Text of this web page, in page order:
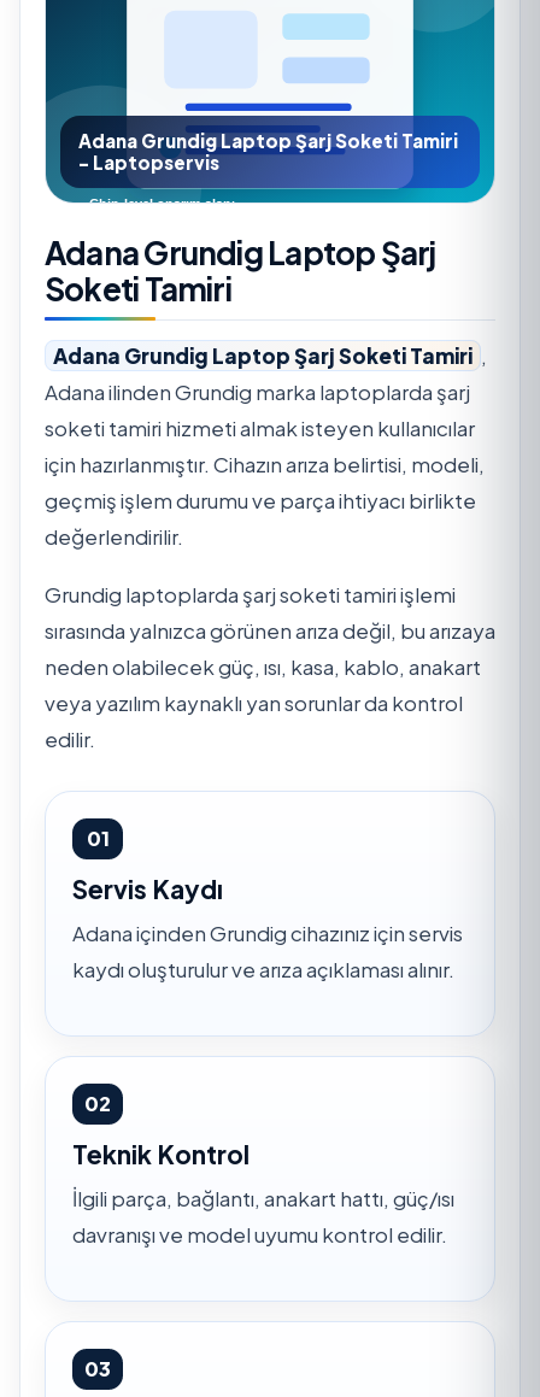
Adana Grundig Laptop Şarj Soketi Tamiri
- Laptopservis
Adana Grundig Laptop Şarj
Soketi Tamiri
Adana Grundig Laptop Şarj Soketi Tamiri ,
Adana ilinden Grundig marka laptoplarda şarj
soketi tamiri hizmeti almak isteyen kullanıcılar
için hazırlanmıştır. Cihazın arıza belirtisi, modeli,
geçmiş işlem durumu ve parça ihtiyacı birlikte
değerlendirilir.
Grundig laptoplarda şarj soketi tamiri işlemi
sırasında yalnızca görünen arıza değil, bu arızaya
neden olabilecek güç, ısı, kasa, kablo, anakart
veya yazılım kaynaklı yan sorunlar da kontrol
edilir.
01
Servis Kaydı
Adana içinden Grundig cihazınız için servis
kaydı oluşturulur ve arıza açıklaması alınır.
02
Teknik Kontrol
İlgili parça, bağlantı, anakart hattı, güç/ısı
davranışı ve model uyumu kontrol edilir.
03